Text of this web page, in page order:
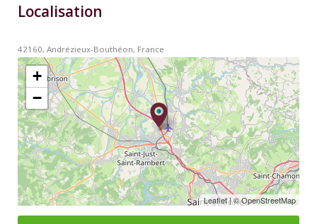
Localisation
42160, Andrézieux-Bouthéon, France
+
−
Leaflet| ©OpenStreetMap